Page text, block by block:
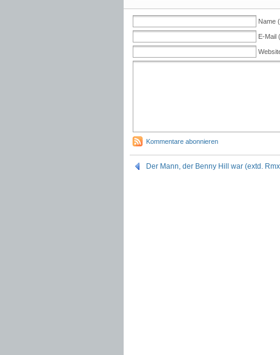
Name
E-Mail
Kommentare abonnieren
Der Mann, der Benny Hill war (extd.